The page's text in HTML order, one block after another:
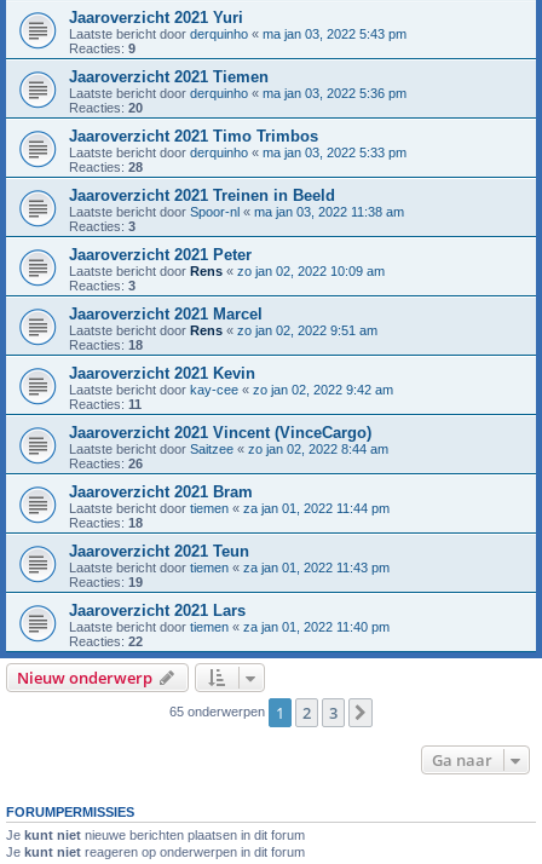
Jaaroverzicht 2021 Yuri
Laatste bericht door derquinho « ma jan 03, 2022 5:43 pm
Reacties: 9
Jaaroverzicht 2021 Tiemen
Laatste bericht door derquinho « ma jan 03, 2022 5:36 pm
Reacties: 20
Jaaroverzicht 2021 Timo Trimbos
Laatste bericht door derquinho « ma jan 03, 2022 5:33 pm
Reacties: 28
Jaaroverzicht 2021 Treinen in Beeld
Laatste bericht door Spoor-nl « ma jan 03, 2022 11:38 am
Reacties: 3
Jaaroverzicht 2021 Peter
Laatste bericht door Rens « zo jan 02, 2022 10:09 am
Reacties: 3
Jaaroverzicht 2021 Marcel
Laatste bericht door Rens « zo jan 02, 2022 9:51 am
Reacties: 18
Jaaroverzicht 2021 Kevin
Laatste bericht door kay-cee « zo jan 02, 2022 9:42 am
Reacties: 11
Jaaroverzicht 2021 Vincent (VinceCargo)
Laatste bericht door Saitzee « zo jan 02, 2022 8:44 am
Reacties: 26
Jaaroverzicht 2021 Bram
Laatste bericht door tiemen « za jan 01, 2022 11:44 pm
Reacties: 18
Jaaroverzicht 2021 Teun
Laatste bericht door tiemen « za jan 01, 2022 11:43 pm
Reacties: 19
Jaaroverzicht 2021 Lars
Laatste bericht door tiemen « za jan 01, 2022 11:40 pm
Reacties: 22
Nieuw onderwerp
65 onderwerpen 1 2 3
Ga naar
FORUMPERMISSIES
Je kunt niet nieuwe berichten plaatsen in dit forum
Je kunt niet reageren op onderwerpen in dit forum